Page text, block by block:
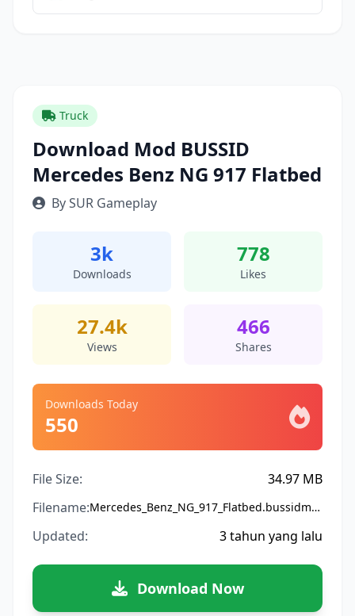
Truck
Download Mod BUSSID
Mercedes Benz NG 917 Flatbed
By SUR Gameplay
3k
Downloads
778
Likes
27.4k
Views
466
Shares
Downloads Today
550
File Size:
34.97 MB
Filename:
Mercedes_Benz_NG_917_Flatbed.bussidmod
Updated: 3 tahun yang lalu
Download Now